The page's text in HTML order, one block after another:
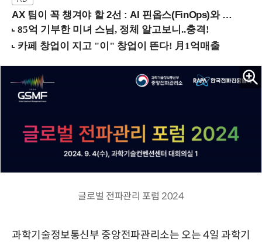
AX 팀이 꼭 챙겨야 할 2선 : AI 핀옵스(FinOps)와 토큰 거버넌스 (8/21 잠실역)
글로벌 전파관리 포럼 2024
과학기술정보통신부 중앙전파관리소는 오는 4일 과학기